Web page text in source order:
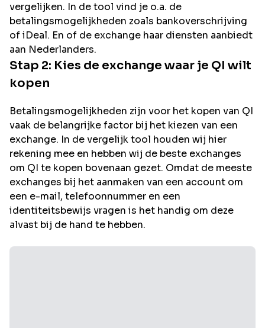
vergelijken. In de tool vind je o.a. de
betalingsmogelijkheden zoals bankoverschrijving
of iDeal. En of de exchange haar diensten aanbiedt
aan Nederlanders.
Stap 2: Kies de exchange waar je QI wilt
kopen
Betalingsmogelijkheden zijn voor het kopen van QI
vaak de belangrijke factor bij het kiezen van een
exchange. In de vergelijk tool houden wij hier
rekening mee en hebben wij de beste exchanges
om QI te kopen bovenaan gezet. Omdat de meeste
exchanges bij het aanmaken van een account om
een e-mail, telefoonnummer en een
identiteitsbewijs vragen is het handig om deze
alvast bij de hand te hebben.